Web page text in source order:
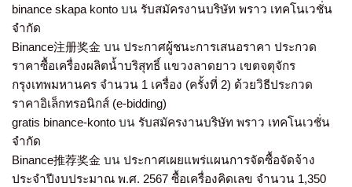
binance skapa konto บน รับสมัครงานบริษัท พราว เทคโนเวชั่น
จำกัด
Binance注册奖金 บน ประกาศผู้ชนะการเสนอราคา ประกวด
ราคาซื้อเครื่องผลิตน้ำบริสุทธิ์ แขวงลาดยาว เขตจตุจักร
กรุงเทพมหานคร จำนวน 1 เครื่อง (ครั้งที่ 2) ด้วยวิธีประกวด
ราคาอิเล็กทรอนิกส์ (e-bidding)
gratis binance-konto บน รับสมัครงานบริษัท พราว เทคโนเวชั่น
จำกัด
Binance推荐奖金 บน ประกาศเผยแพร่แผนการจัดซื้อจัดจ้าง
ประจำปีงบประมาณ พ.ศ. 2567 ซื้อเครื่องคิดเลข จำนวน 1,350